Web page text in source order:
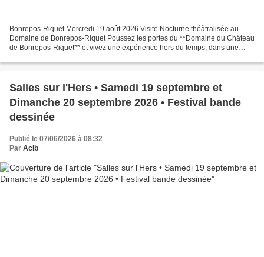
Bonrepos-Riquet Mercredi 19 août 2026 Visite Nocturne théâtralisée au
Domaine de Bonrepos-Riquet Poussez les portes du **Domaine du Château
de Bonrepos-Riquet** et vivez une expérience hors du temps, dans une
Salles sur l'Hers • Samedi 19 septembre et
Dimanche 20 septembre 2026 • Festival bande
dessinée
Publié le 07/06/2026 à 08:32
Par Acib